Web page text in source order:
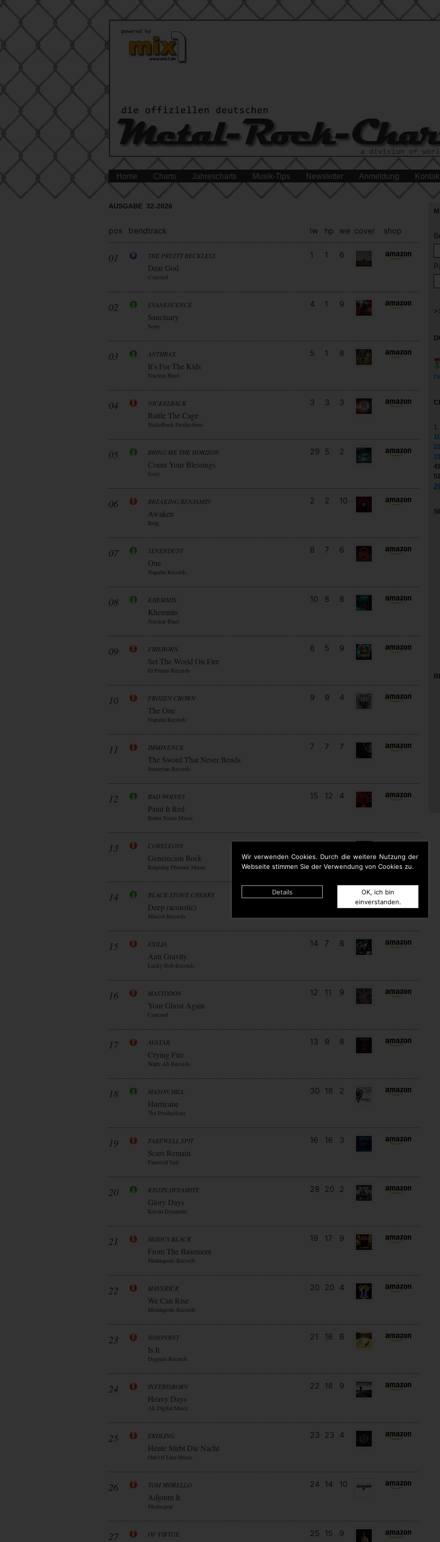
Wir verwenden Cookies. Durch die weitere Nutzung der
Webseite stimmen Sie der Verwendung von Cookies zu.
Details
OK, ich bin
einverstanden.
Home Charts Jahrescharts Musik-Tips Newsletter Anmeldung
AUSGABE 32-2026
pos trendtrack lw hp we cover shop
01 THE PRETTY RECKLESS
Dear God
Concord
1 1 6
02 EVANESCENCE
Sanctuary
Sony
4 1 9
03 ANTHRAX
It’s For The Kids
Nuclear Blast
5 1 8
04 NICKELBACK
Rattle The Cage
Nickelback Productions
3 3 3
05 BRING ME THE HORIZON
Count Your Blessings
Sony
29 5 2
06 BREAKING BENJAMIN
Awaken
Bmg
2 2 10
07 SEVENDUST
One
Napalm Records
8 7 6
08 KHEMMIS
Khemmis
Nuclear Blast
10 8 8
09 FIREBORN
Set The World On Fire
El Puerto Records
6 5 9
10 FROZEN CROWN
The One
Napalm Records
9 9 4
11 IMMINENCE
The Sword That Never Bends
Sumerian Records
7 7 7
12 BAD WOLVES
Paint It Red
Better Noise Music
15 12 4
13 CORELEONI
Generecion Rock
Reigning Phoenix Music
11 7 4
14 BLACK STONE CHERRY
Deep (acoustic)
Mascot Records
15 EXILIA
Anti Gravity
Lucky Bob Records
14 7 8
16 MASTODON
Your Ghost Again
Concord
12 11 9
17 AVATAR
Crying Fire
Waltz Ab Records
13 9 8
18 MASON HILL
Hurricane
7hz Productions
30 18 2
19 FAREWELL SPIT
Scars Remain
Farewell Spit
16 16 3
20 KISSIN DYNAMITE
Glory Days
Kissin Dynamite
28 20 2
21 MODUS BLACK
From The Basement
Metalapolis Records
19 17 9
22 MAVERICK
We Can Rise
Metalapolis Records
20 20 4
23 NONPOINT
Is It
Degrees Records
21 16 6
24 INFERISBORN
Heavy Days
Ak Digital Music
22 18 9
25 ERDLING
Heute Stirbt Die Nacht
Out Of Line Music
23 23 4
26 TOM MORELLO
Adjourn It
Mom+pop
24 14 10
27 OF VIRTUE 25 15 9
1
11
21
31
41
51